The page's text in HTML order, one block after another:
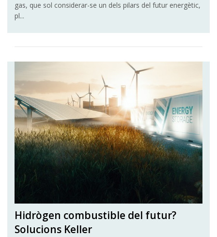
gas, que sol considerar-se un dels pilars del futur energètic,
pl...
Hidrògen combustible del futur?
Solucions Keller